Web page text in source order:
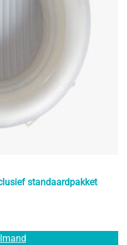
standaardpakket